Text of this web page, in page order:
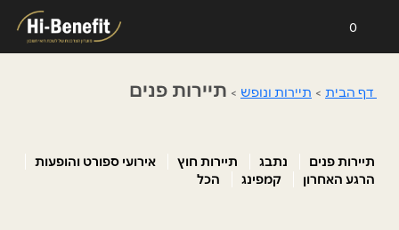
0
דף הבית > תיירות ונופש > תיירות פנים
תיירות פנים נתבג תיירות חוץ
אירועי ספורט והופעות
הרגע האחרון
קמפינג הכל